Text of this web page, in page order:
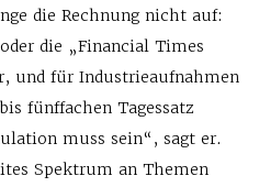
die Rechnung nicht auf:
die „Financial Times
und für Industrieaufnahmen
fünffachen Tagessatz
muss sein“, sagt er.
Spektrum an Themen